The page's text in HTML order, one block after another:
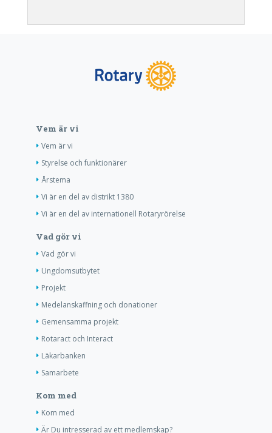
Vem är vi
Vem är vi
Styrelse och funktionärer
Årstema
Vi är en del av distrikt 1380
Vi är en del av internationell Rotaryrörelse
Vad gör vi
Vad gör vi
Ungdomsutbytet
Projekt
Medelanskaffning och donationer
Gemensamma projekt
Rotaract och Interact
Läkarbanken
Samarbete
Kom med
Kom med
Är Du intresserad av ett medlemskap?